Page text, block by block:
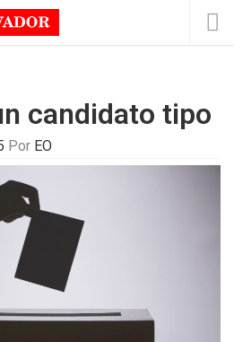
candidato tipo
Por EO